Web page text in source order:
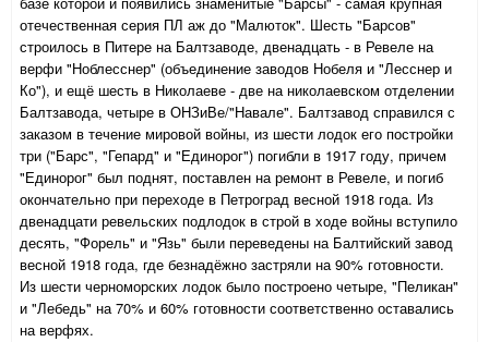
отечественная серия ПЛ аж до "Малюток". Шесть "Барсов"
строилось в Питере на Балтзаводе, двенадцать - в Ревеле на
верфи "Ноблесснер" (объединение заводов Нобеля и "Лесснер и
Ко"), и ещё шесть в Николаеве - две на николаевском отделении
Балтзавода, четыре в ОНЗиВе/"Навале". Балтзавод справился с
заказом в течение мировой войны, из шести лодок его постройки
три ("Барс", "Гепард" и "Единорог") погибли в 1917 году, причем
"Единорог" был поднят, поставлен на ремонт в Ревеле, и погиб
окончательно при переходе в Петроград весной 1918 года. Из
двенадцати ревельских подлодок в строй в ходе войны вступило
десять, "Форель" и "Язь" были переведены на Балтийский завод
весной 1918 года, где безнадёжно застряли на 90% готовности.
Из шести черноморских лодок было построено четыре, "Пеликан"
и "Лебедь" на 70% и 60% готовности соответственно оставались
на верфях.